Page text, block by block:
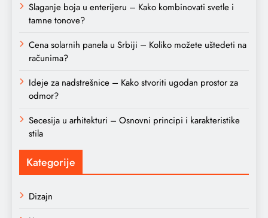
Slaganje boja u enterijeru – Kako kombinovati svetle i
tamne tonove?
Cena solarnih panela u Srbiji – Koliko možete uštedeti na
računima?
Ideje za nadstrešnice – Kako stvoriti ugodan prostor za
odmor?
Secesija u arhitekturi – Osnovni principi i karakteristike
stila
Kategorije
Dizajn